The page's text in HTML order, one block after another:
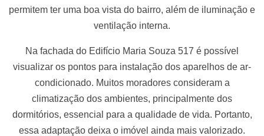
permitem ter uma boa vista do bairro, além de iluminação e
ventilação interna.
Na fachada do Edifício Maria Souza 517 é possível
visualizar os pontos para instalação dos aparelhos de ar-
condicionado. Muitos moradores consideram a
climatização dos ambientes, principalmente dos
dormitórios, essencial para a qualidade de vida. Portanto,
essa adaptação deixa o imóvel ainda mais valorizado.